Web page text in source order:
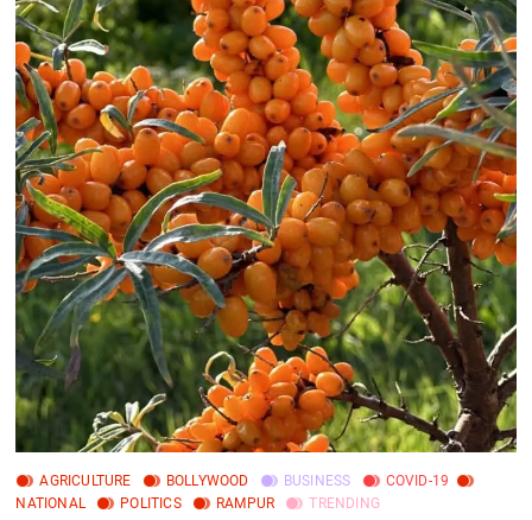
AGRICULTURE BOLLYWOOD BUSINESS
COVID-19
NATIONAL
POLITICS RAMPUR TRENDING